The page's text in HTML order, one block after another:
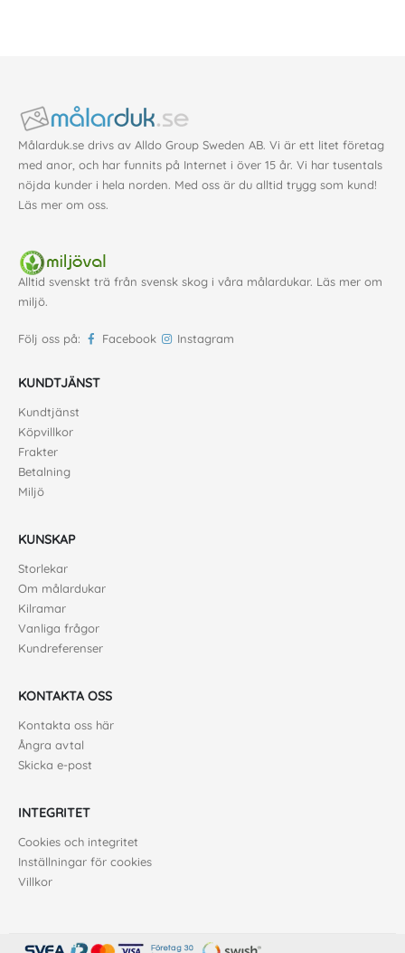
Målarduk.se drivs av Alldo Group Sweden AB. Vi är ett litet företag
med anor, och har funnits på Internet i över 15 år. Vi har tusentals
nöjda kunder i hela norden. Med oss är du alltid trygg som kund!
Läs mer om oss.
Alltid svenskt trä från svensk skog i våra målardukar. Läs mer om
miljö.
Följ oss på: Facebook Instagram
KUNDTJÄNST
Kundtjänst
Köpvillkor
Frakter
Betalning
Miljö
KUNSKAP
Storlekar
Om målardukar
Kilramar
Vanliga frågor
Kundreferenser
KONTAKTA OSS
Kontakta oss här
Ångra avtal
Skicka e-post
INTEGRITET
Cookies och integritet
Inställningar för cookies
Villkor